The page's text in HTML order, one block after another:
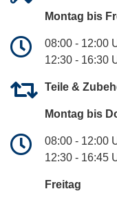
Montag bis
08:00 - 12:00
12:30 - 16:30
Teile &
Montag bis
08:00 - 12:00
12:30 - 16:45
Freitag